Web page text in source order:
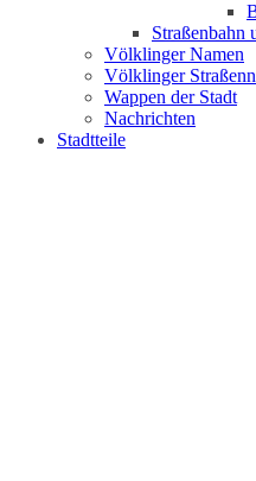
Straßenbahn
Völklinger Namen
Völklinger
Wappen der Stadt
Nachrichten
Stadtteile